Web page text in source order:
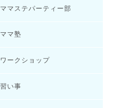
ママステパーティー部
ママ塾
ワークショップ
習い事